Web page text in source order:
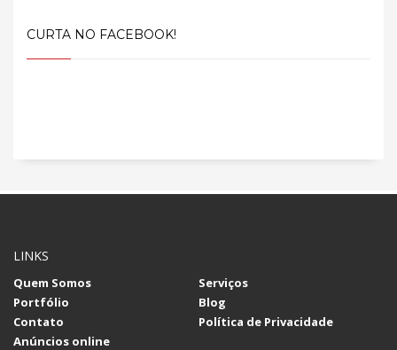
CURTA NO FACEBOOK!
LINKS
Quem Somos
Serviços
Portfólio
Blog
Contato
Política de Privacidade
Anúncios online